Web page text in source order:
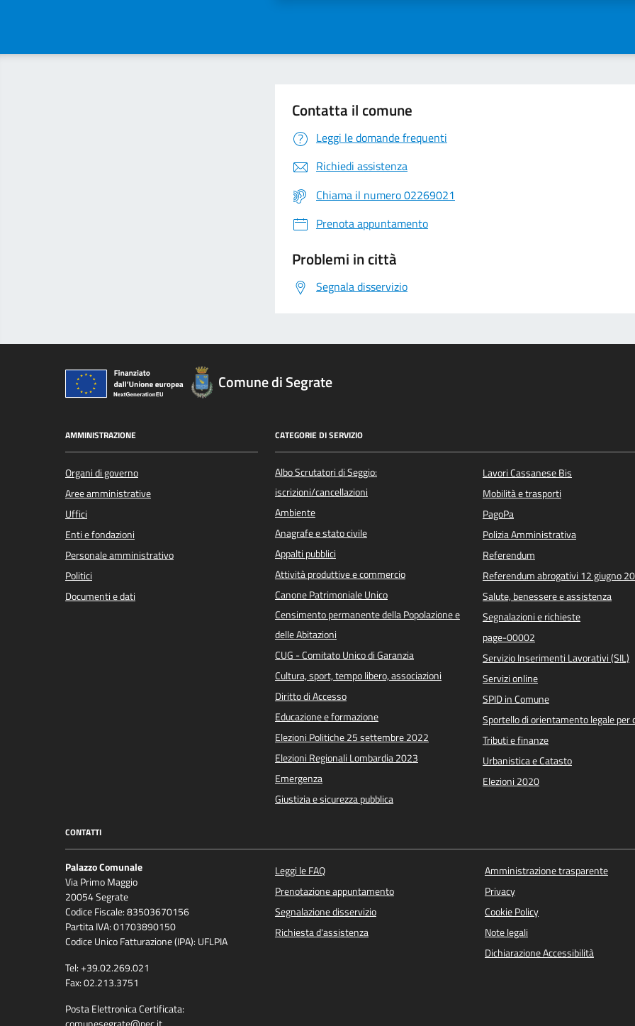
Contatta il comune
Leggi le domande frequenti
Richiedi assistenza
Chiama il numero 02269021
Prenota appuntamento
Problemi in città
Segnala disservizio
Comune di Segrate
AMMINISTRAZIONE
Organi di governo
Aree amministrative
Uffici
Enti e fondazioni
Personale amministrativo
Politici
Documenti e dati
CATEGORIE DI SERVIZIO
Albo Scrutatori di Seggio:
iscrizioni/cancellazioni
Ambiente
Anagrafe e stato civile
Appalti pubblici
Attività produttive e commercio
Canone Patrimoniale Unico
Censimento permanente della Popolazione e
delle Abitazioni
CUG - Comitato Unico di Garanzia
Cultura, sport, tempo libero, associazioni
Diritto di Accesso
Educazione e formazione
Elezioni Politiche 25 settembre 2022
Elezioni Regionali Lombardia 2023
Emergenza
Giustizia e sicurezza pubblica
Lavori Cassanese Bis
Mobilità e trasporti
PagoPa
Polizia Amministrativa
Referendum
Referendum abrogativi 12 giugno
Salute, benessere e assistenza
Segnalazioni e richieste
page-00002
Servizio Inserimenti Lavorativi (SIL)
Servizi online
SPID in Comune
Sportello di orientamento legale per
Tributi e finanze
Urbanistica e Catasto
Elezioni 2020
CONTATTI
Palazzo Comunale
Via Primo Maggio
20054 Segrate
Codice Fiscale: 83503670156
Partita IVA: 01703890150
Codice Unico Fatturazione (IPA): UFLPIA
Tel: +39.02.269.021
Fax: 02.213.3751
Posta Elettronica Certificata:
Leggi le FAQ
Prenotazione appuntamento
Segnalazione disservizio
Richiesta d'assistenza
Amministrazione trasparente
Privacy
Cookie Policy
Note legali
Dichiarazione Accessibilità